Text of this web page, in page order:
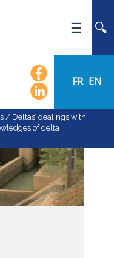
FR EN
/ Deltas’ dealings with
of delta